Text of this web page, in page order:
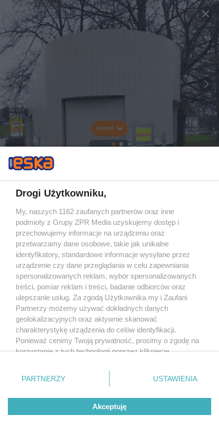
Rozwiń
Drogi Użytkowniku,
My, naszych 1162 zaufanych partnerów oraz inne
podmioty z Grupy ZPR Media uzyskujemy dostęp i
przechowujemy informacje na urządzeniu oraz
przetwarzamy dane osobowe, takie jak unikalne
identyfikatory, standardowe informacje wysyłane przez
urządzenie czy dane przeglądania w celu zapewniania
spersonalizowanych reklam, wybór spersonalizowanych
treści, pomiar reklam i treści, badanie odbiorców oraz
ulepszanie usług. Za zgodą Użytkownika my i Zaufani
Partnerzy możemy używać dokładnych danych
geolokalizacyjnych oraz aktywnie skanować
charakterystykę urządzenia do celów identyfikacji.
Ponieważ cenimy Twoją prywatność, prosimy o zgodę na
korzystanie z tych technologii poprzez kliknięcie
zmienić/wycofać klikając przycisk ustawień prywatności
znajdujący się w lewym dolnym rogu strony
rodzaje przetwarzania danych nie wymagają zgody
użytkownika, ale masz prawo sprzeciwić się takiemu
przetwarzaniu. Preferencje będą miały zastosowanie tylko
PARTNERZY USTAWIENIA
Akceptuję